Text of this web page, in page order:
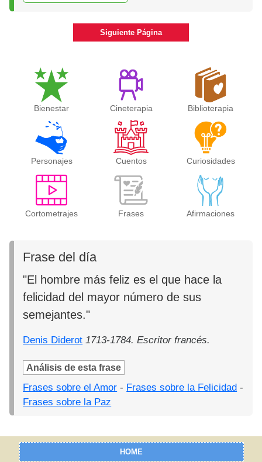
Siguiente Página
Bienestar Cineterapia Biblioterapia
Personajes Cuentos Curiosidades
Cortometrajes Frases Afirmaciones
Frase del día
"El hombre más feliz es el que hace la
felicidad del mayor número de sus
semejantes."
Denis Diderot 1713-1784. Escritor francés.
Análisis de esta frase
Frases sobre el Amor - Frases sobre la Felicidad -
Frases sobre la Paz
HOME